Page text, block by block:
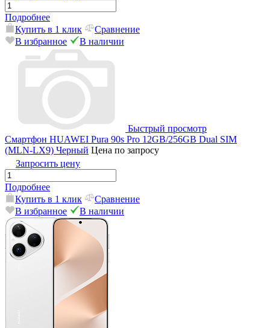
Подробнее
Купить в 1 клик
Сравнение
В избранное
В наличии
Быстрый просмотр
Смартфон HUAWEI Pura 90s Pro 12GB/256GB Dual SIM
(MLN-LX9) Черный Цена по запросу
Запросить цену
Подробнее
Купить в 1 клик
Сравнение
В избранное
В наличии